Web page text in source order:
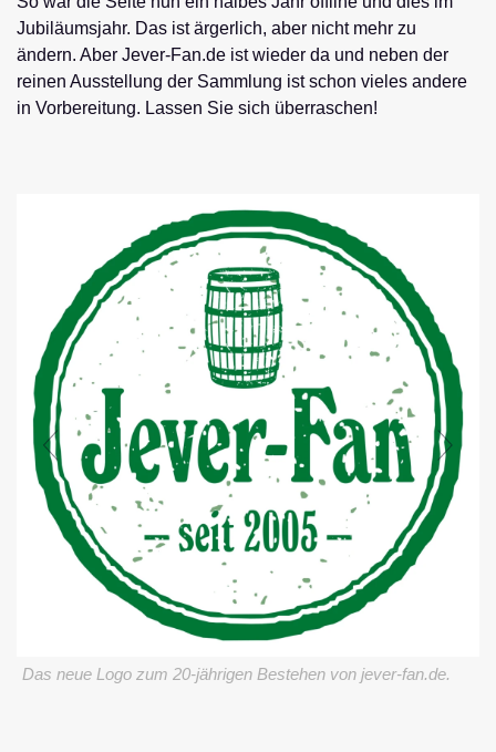
Jubiläumsjahr. Das ist ärgerlich, aber nicht mehr zu
ändern. Aber Jever-Fan.de ist wieder da und neben der
reinen Ausstellung der Sammlung ist schon vieles andere
in Vorbereitung. Lassen Sie sich überraschen!
Das neue Logo zum 20-jährigen Bestehen von jever-fan.de.